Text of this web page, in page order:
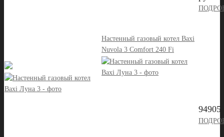
Настенный газовый котел Baxi
Nuvola 3 Comfort 240 Fi
94905